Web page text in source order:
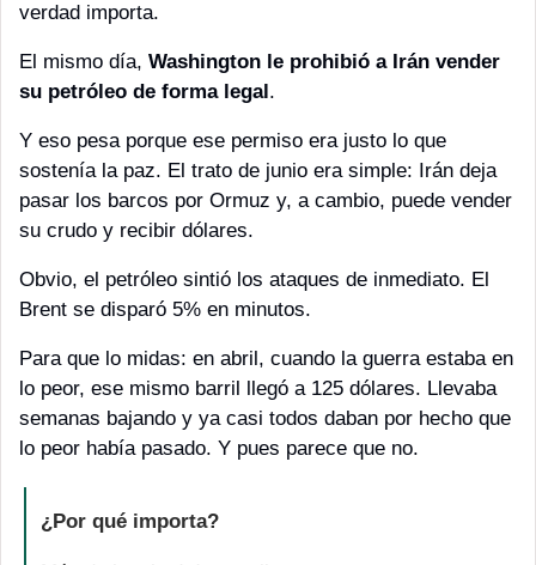
verdad importa.
El mismo día, Washington le prohibió a Irán vender
su petróleo de forma legal .
Y eso pesa porque ese permiso era justo lo que
sostenía la paz. El trato de junio era simple: Irán deja
pasar los barcos por Ormuz y, a cambio, puede vender
su crudo y recibir dólares.
Obvio, el petróleo sintió los ataques de inmediato. El
Brent se disparó 5% en minutos.
Para que lo midas: en abril, cuando la guerra estaba en
lo peor, ese mismo barril llegó a 125 dólares. Llevaba
semanas bajando y ya casi todos daban por hecho que
lo peor había pasado. Y pues parece que no.
¿Por qué importa?